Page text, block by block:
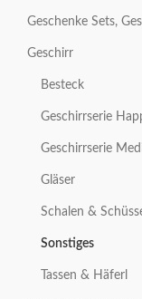
Geschenke Sets,
Geschirr
Besteck
Geschirrserie
Geschirrserie
Gläser
Schalen &
Sonstiges
Tassen & Häferl